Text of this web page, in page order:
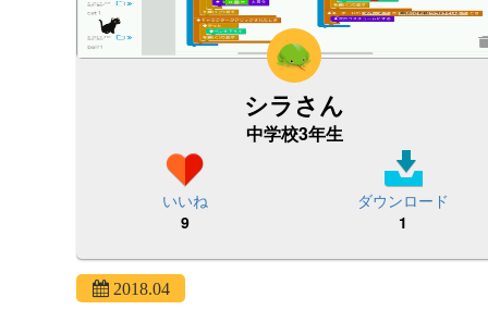
シラさん
中学校3年生
いいね
9
ダウンロード
1
2018.04